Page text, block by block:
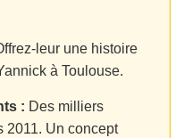
leur une histoire
à Toulouse.
: Des milliers
2011. Un concept